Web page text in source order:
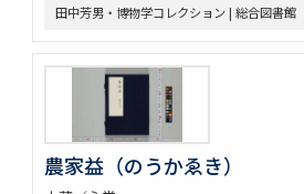
田中芳男・博物学コレクション | 総合図書館
農家益（のうかゑき）